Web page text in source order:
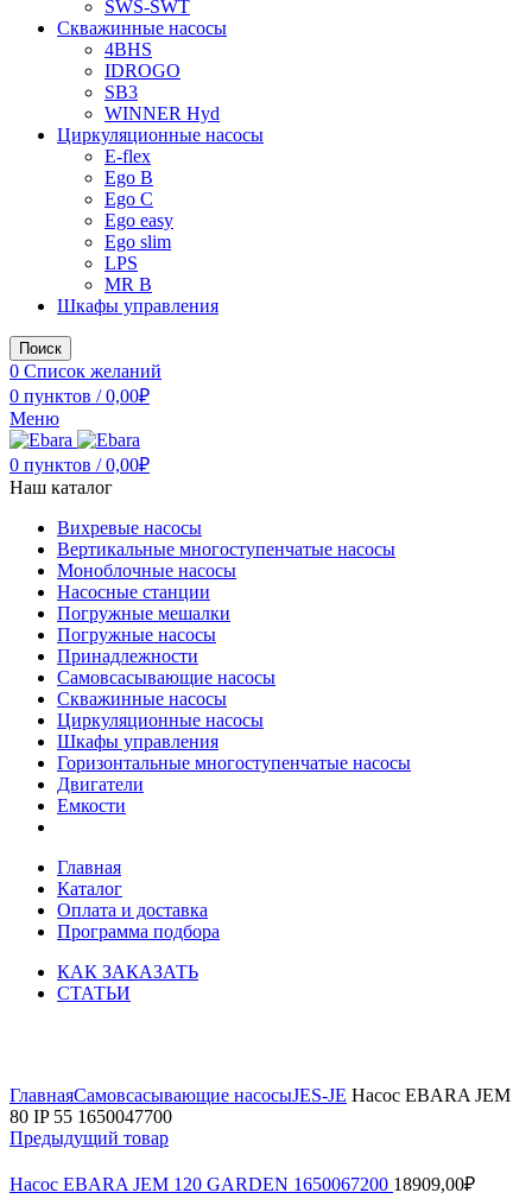
SWS-SWT
Скважинные насосы
4BHS
IDROGO
SB3
WINNER Hyd
Циркуляционные насосы
E-flex
Ego B
Ego C
Ego easy
Ego slim
LPS
MR B
Шкафы управления
Поиск
0 Список желаний
0 пунктов / 0,00₽
Меню
0 пунктов / 0,00₽
Наш каталог
Вихревые насосы
Вертикальные многоступенчатые насосы
Моноблочные насосы
Насосные станции
Погружные мешалки
Погружные насосы
Принадлежности
Самовсасывающие насосы
Скважинные насосы
Циркуляционные насосы
Шкафы управления
Горизонтальные многоступенчатые насосы
Двигатели
Емкости
Главная
Каталог
Оплата и доставка
Программа подбора
КАК ЗАКАЗАТЬ
СТАТЬИ
ГлавнаяСамовсасывающие насосыJES-JE Насос EBARA JEM
80 IP 55 1650047700
Предыдущий товар
Насос EBARA JEM 120 GARDEN 1650067200 18909,00₽